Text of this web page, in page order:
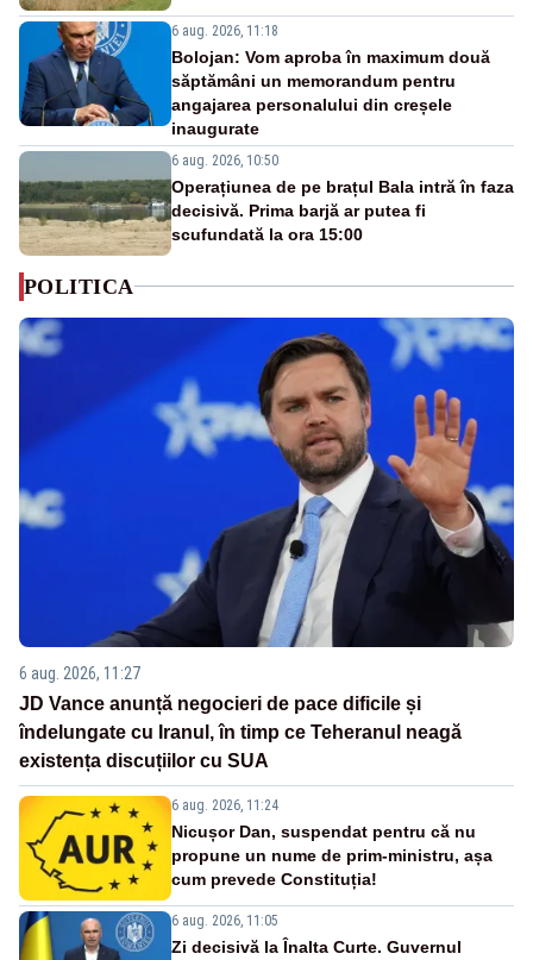
6 aug. 2026, 11:18
Bolojan: Vom aproba în maximum două
săptămâni un memorandum pentru
angajarea personalului din creșele
inaugurate
6 aug. 2026, 10:50
Operațiunea de pe brațul Bala intră în faza
decisivă. Prima barjă ar putea fi
scufundată la ora 15:00
POLITICA
6 aug. 2026, 11:27
JD Vance anunță negocieri de pace dificile și
îndelungate cu Iranul, în timp ce Teheranul neagă
existența discuțiilor cu SUA
6 aug. 2026, 11:24
Nicușor Dan, suspendat pentru că nu
propune un nume de prim-ministru, așa
cum prevede Constituția!
6 aug. 2026, 11:05
Zi decisivă la Înalta Curte. Guvernul